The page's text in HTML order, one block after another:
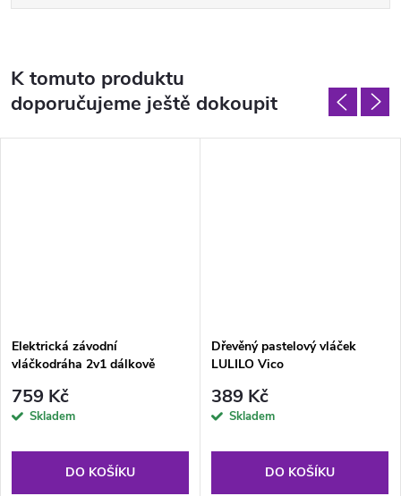
K tomuto produktu
doporučujeme ještě dokoupit
Elektrická závodní
vláčkodráha 2v1 dálkově
Lokomotivy + Vagóny +
Autíčko
759 Kč
Skladem
DO KOŠÍKU
Dřevěný pastelový vláček
LULILO Vico
389 Kč
Skladem
DO KOŠÍKU